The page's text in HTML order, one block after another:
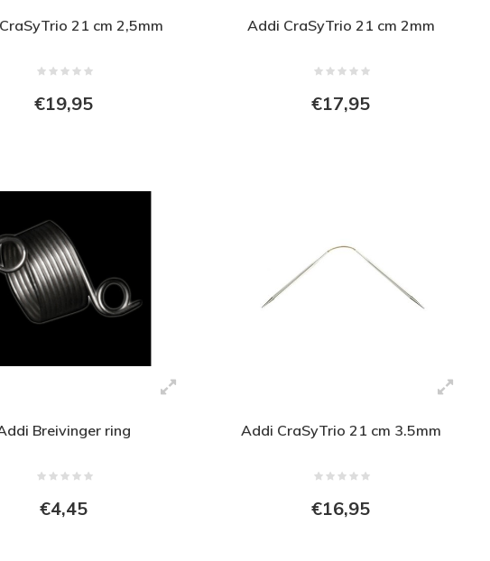
21 cm 2,5mm
€19,95
Addi CraSyTrio 21 cm 2mm
€17,95
Breivinger ring
€4,45
Addi CraSyTrio 21 cm 3.5mm
€16,95